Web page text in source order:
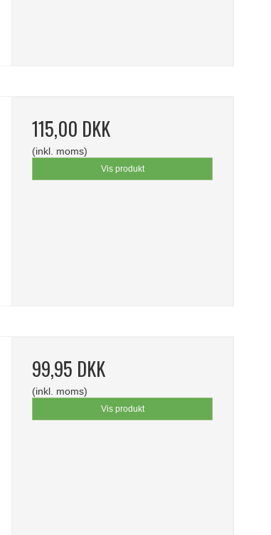
115,00 DKK
(inkl. moms)
Vis produkt
99,95 DKK
(inkl. moms)
Vis produkt